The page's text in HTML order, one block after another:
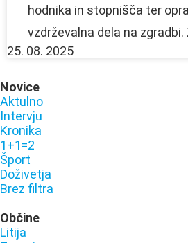
hodnika in stopnišča ter
vzdrževalna dela na zgradbi.
25. 08. 2025
Novice
Aktulno
Intervju
Kronika
1+1=2
Šport
Doživetja
Brez filtra
Občine
Litija